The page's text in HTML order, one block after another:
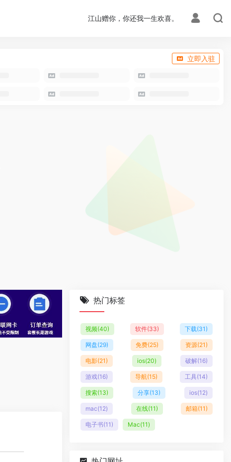
江山赠你，你还我一生欢喜。
立即入驻
热门标签
视频(40) 软件(33) 下载(31)
网盘(29) 免费(25) 资源(21)
电影(21) ios(20) 破解(16)
游戏(16) 导航(15) 工具(14)
搜索(13) 分享(13) ios(12)
mac(12) 在线(11) 邮箱(11)
电子书(11) Mac(11)